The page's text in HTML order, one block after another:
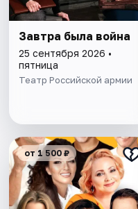
Завтра была война
25 сентября 2026 •
пятница
Театр Российской армии
от 1 500 ₽